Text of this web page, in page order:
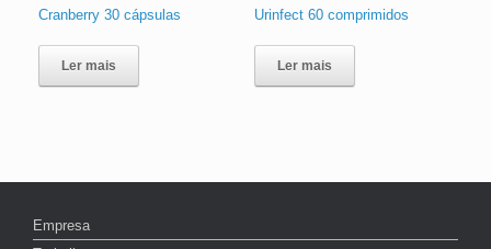
Cranberry 30 cápsulas
Ler mais
Urinfect 60 comprimidos
Ler mais
Empresa